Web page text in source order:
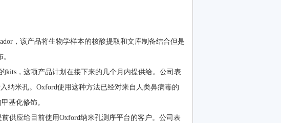
，该产品将生物学样本的核酸提取和文库制备结合但是
kits，这项产品计划在接下来的几个月内提供给。公司表
纳米孔。Oxford使用这种方法已经对来自人类鼻病毒的
基化修饰。
供应给目前使用Oxford纳米孔测序平台的客户。公司表